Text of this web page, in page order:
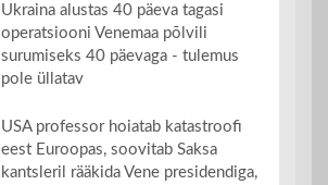
Ukraina alustas 40 päeva tagasi
operatsiooni Venemaa põlvili
surumiseks 40 päevaga - tulemus
pole üllatav
USA professor hoiatab katastroofi
eest Euroopas, soovitab Saksa
kantsleril rääkida Vene presidendiga,